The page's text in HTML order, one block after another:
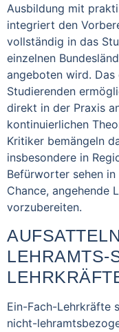
Ausbildung mit
integriert den
vollständig in das
einzelnen
angeboten wird.
Studierenden
direkt in der Praxis
kontinuierlichen
Kritiker bemängeln
insbesondere in
Befürworter sehen
Chance, angehende
vorzubereiten.
LEHRAMTS-
Ein-Fach-Lehrkräfte
nicht-